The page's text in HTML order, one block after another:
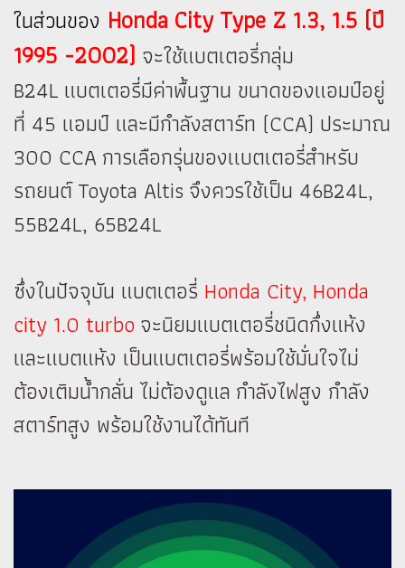
ในส่วนของ Honda City Type Z 1.3, 1.5 (ปี
1995 -2002) จะใช้แบตเตอรี่กลุ่ม
B24L แบตเตอรี่มีค่าพื้นฐาน ขนาดของแอมป์อยู่
ที่ 45 แอมป์ และมีกำลังสตาร์ท (CCA) ประมาณ
300 CCA การเลือกรุ่นของเเบตเตอรี่สำหรับ
รถยนต์ Toyota Altis จึงควรใช้เป็น 46B24L,
55B24L, 65B24L
ซึ่งในปัจจุบัน แบตเตอรี่ Honda City, Honda
city 1.0 turboจะนิยมแบตเตอรี่ชนิดกึ่งแห้ง
และแบตแห้ง เป็นแบตเตอรี่พร้อมใช้มั่นใจไม่
ต้องเติมน้ำกลั่น ไม่ต้องดูแล กำลังไฟสูง กำลัง
สตาร์ทสูง พร้อมใช้งานได้ทันที